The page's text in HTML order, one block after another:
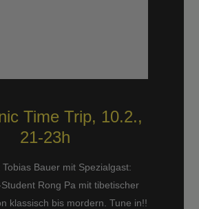
Time Trip, 10.2.,
21-23h
Tobias Bauer mit Spezialgast:
Rong Pa mit tibetischer
klassisch bis mordern. Tune in!!